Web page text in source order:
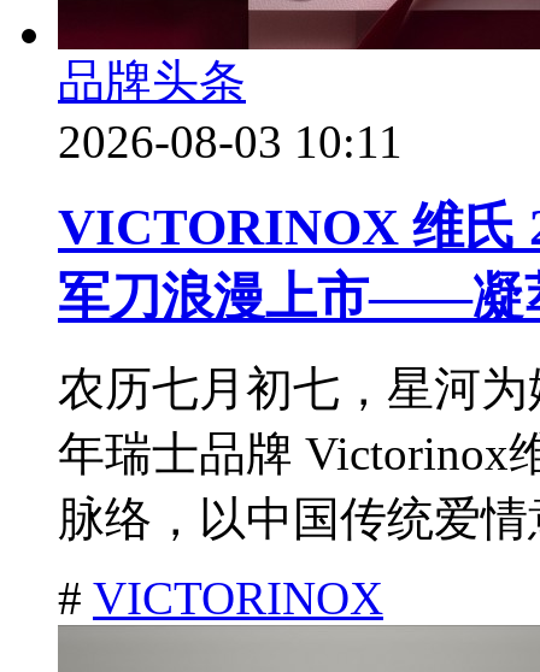
品牌头条
2026-08-03 10:11
VICTORINOX 维氏
军刀浪漫上市——凝
农历七月初七，星河
年瑞士品牌 Victorinox
脉络，以中国传统爱情
# VICTORINOX